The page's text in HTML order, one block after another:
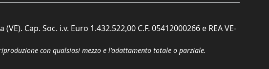
Cap. Soc. i.v. Euro 1.432.522,00 C.F. 05412000266 e REA VE-
con qualsiasi mezzo e l'adattamento totale o parziale.